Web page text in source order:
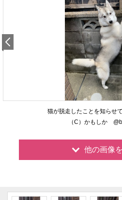
猫が脱走したことを知らせ
（C）かもしか
他の画像